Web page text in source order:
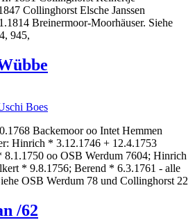
Collinghorst Elsche Janssen
Breinermoor-Moorhäuser. Siehe
945,
Boes
Backemoor oo Intet Hemmen
Hinrich * 3.12.1746 + 12.4.1753
8.1.1750 oo OSB Werdum 7604; Hinrich
* 9.8.1756; Berend * 6.3.1761 - alle
OSB Werdum 78 und Collinghorst 22
/62